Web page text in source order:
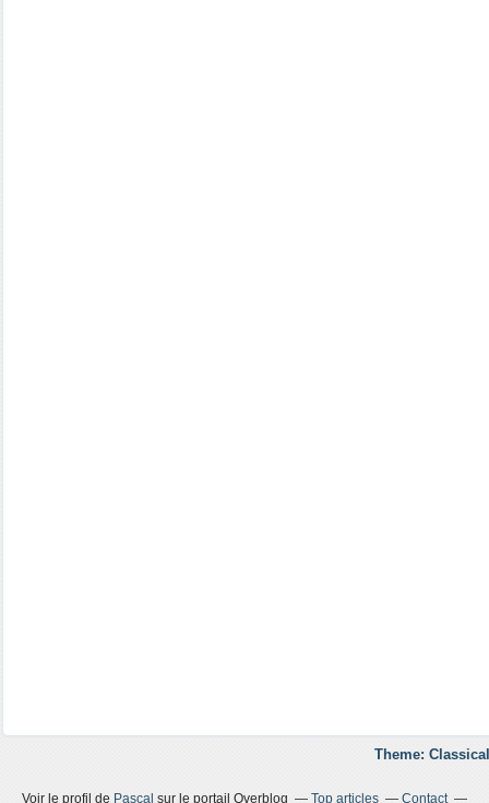
Theme:
Voir le profil de Pascal sur le portail Overblog Top articles Contact